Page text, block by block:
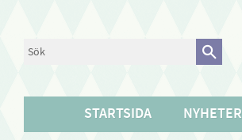
STARTSIDA NYHETER